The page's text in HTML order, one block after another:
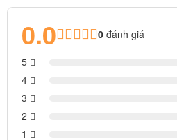
0.0 0 đánh giá
5
4
3
2
1